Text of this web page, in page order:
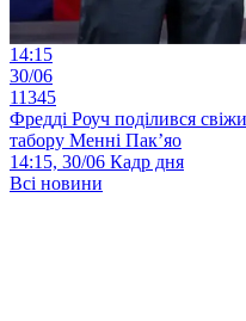
14:15
30/06
11345
Фредді Роуч поділився
табору Менні Пак’яо
14:15, 30/06 Кадр дня
Всі новини